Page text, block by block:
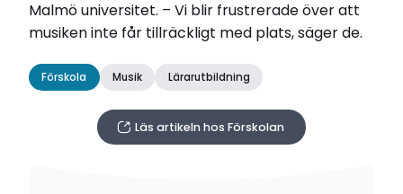
Malmö universitet. – Vi blir frustrerade över att
musiken inte får tillräckligt med plats, säger de.
Förskola Musik Lärarutbildning
Läs artikeln hos Förskolan